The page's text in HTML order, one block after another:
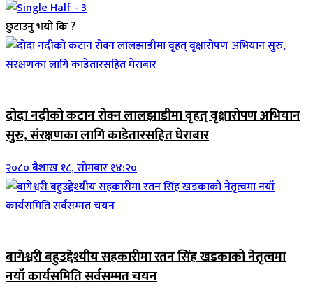
छुटाउनु भयो कि ?
दोदा नदीको कटान रोक्न लालझाडीमा वृहत् वृक्षारोपण अभियान
सुरु, संरक्षणका लागि काडेतारसहित घेराबार
२०८० बैशाख १८, सोमबार १४:२०
बागेश्वरी बहुउद्देश्यीय सहकारीमा रतन सिंह खडकाको नेतृत्वमा
नयाँ कार्यसमिति सर्वसम्मत चयन